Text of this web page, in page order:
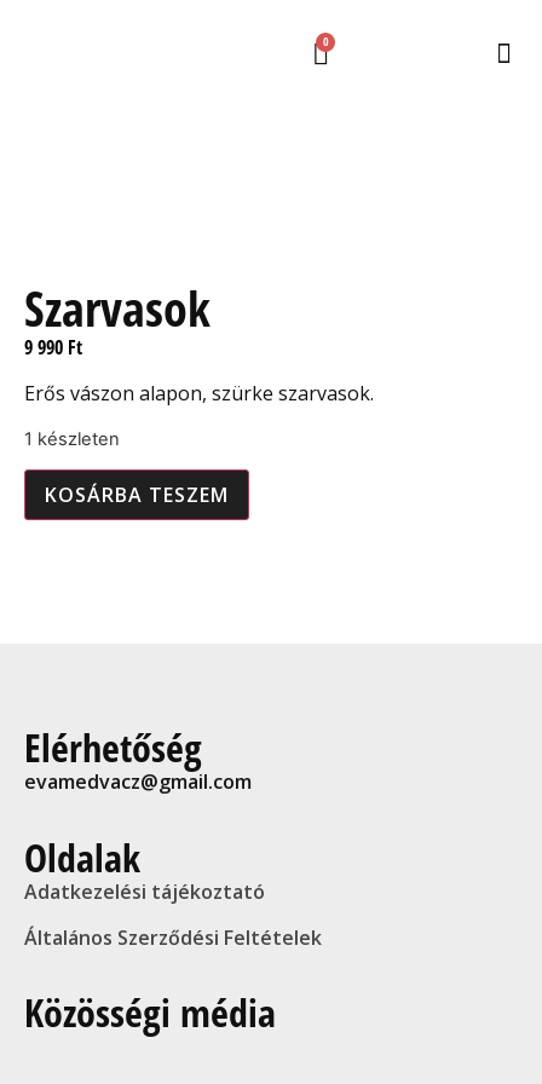
0
Szarvasok
9 990 Ft
Erős vászon alapon, szürke szarvasok.
1 készleten
KOSÁRBA TESZEM
Elérhetőség
evamedvacz@gmail.com
Oldalak
Adatkezelési tájékoztató
Általános Szerződési Feltételek
Közösségi média